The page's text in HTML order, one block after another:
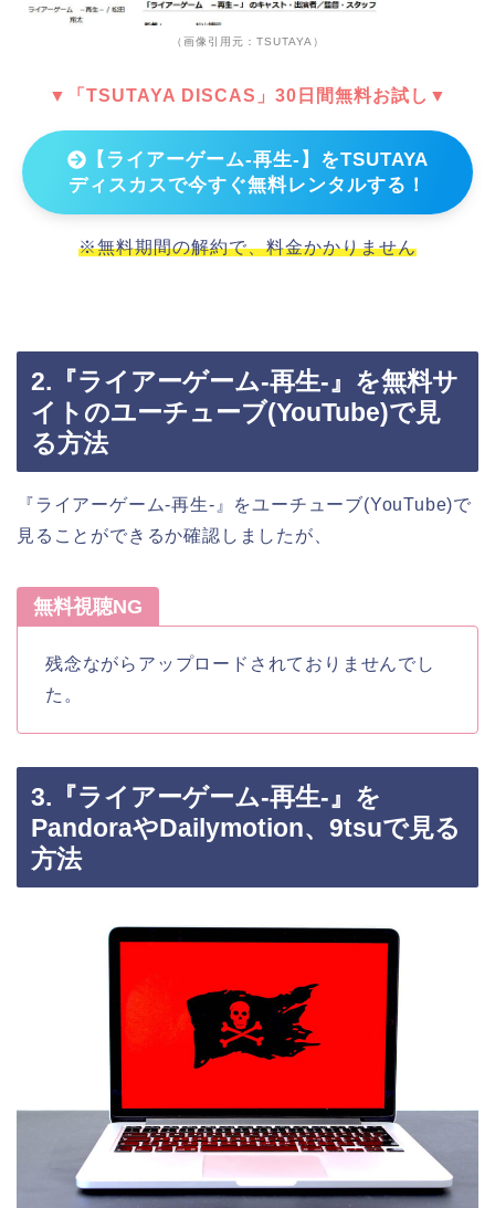
（画像引用元：TSUTAYA）
▼「TSUTAYA DISCAS」30日間無料お試し▼
【ライアーゲーム-再生-】をTSUTAYA
ディスカスで今すぐ無料レンタルする！
※無料期間の解約で、料金かかりません
2.『ライアーゲーム-再生-』を無料サ
イトのユーチューブ(YouTube)で見
る方法
『ライアーゲーム-再生-』をユーチューブ(YouTube)で
見ることができるか確認しましたが、
無料視聴NG
残念ながらアップロードされておりませんでし
た。
3.『ライアーゲーム-再生-』を
PandoraやDailymotion、9tsuで見る
方法